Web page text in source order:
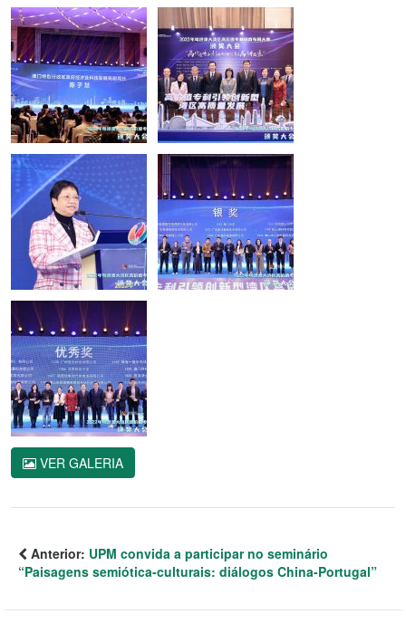
VER GALERIA
Anterior: UPM convida a participar no seminário
“Paisagens semiótica-culturais: diálogos China-Portugal”